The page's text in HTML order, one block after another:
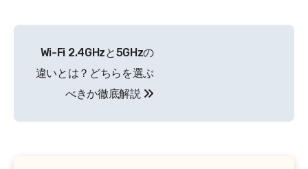
navigation
Wi-Fi 2.4GHzと5GHzの
違いとは？どちらを選ぶ
べきか徹底解説